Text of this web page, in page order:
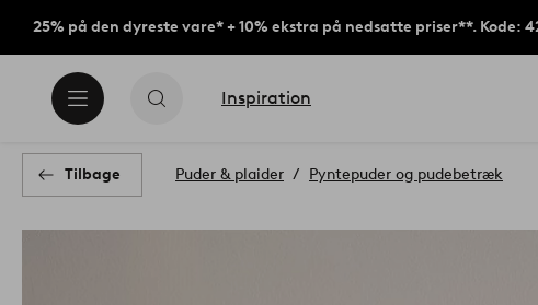
25% på den dyreste vare* + 10% ekstra på nedsatte priser**. Kode:
Inspiration
Tilbage Puder & plaider Pyntepuder og pudebetræk